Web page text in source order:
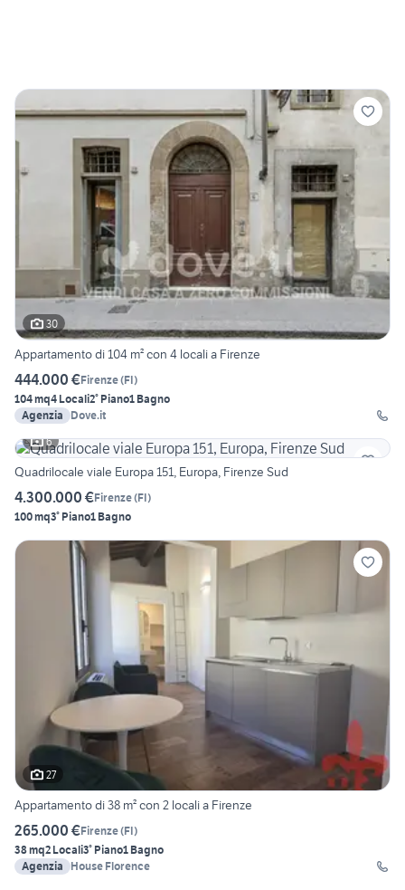
30
Appartamento di 104 m² con 4 locali a Firenze
444.000 €Firenze(FI)
104 mq4 Locali2° Piano1 Bagno
Agenzia
Dove.it
6
Quadrilocale viale Europa 151, Europa, Firenze Sud
4.300.000 €Firenze(FI)
100 mq3° Piano1 Bagno
27
Appartamento di 38 m² con 2 locali a Firenze
265.000 €Firenze(FI)
38 mq2 Locali3° Piano1 Bagno
Agenzia
House Florence